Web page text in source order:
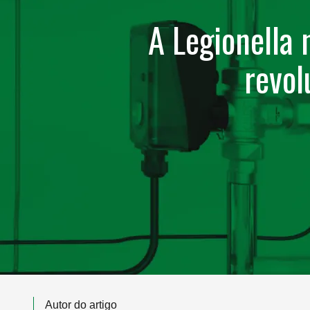
A Legionella
Autor do artigo